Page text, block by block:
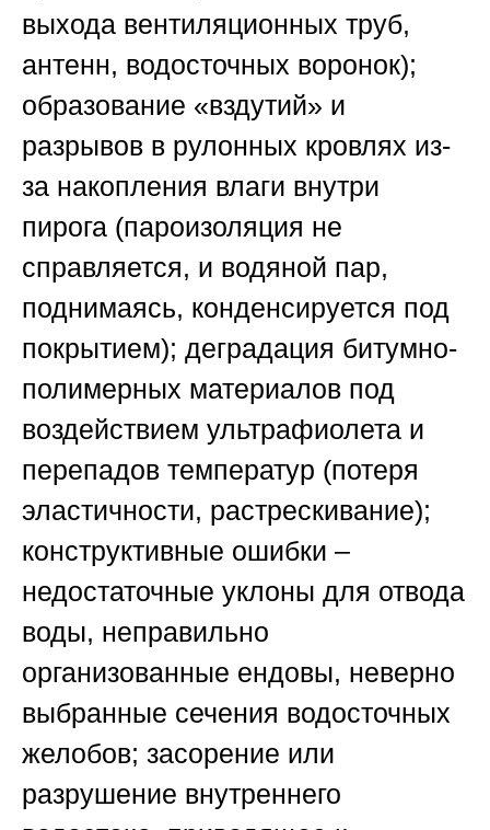
выхода вентиляционных труб,
антенн, водосточных воронок);
образование «вздутий» и
разрывов в рулонных кровлях из-
за накопления влаги внутри
пирога (пароизоляция не
справляется, и водяной пар,
поднимаясь, конденсируется под
покрытием); деградация битумно-
полимерных материалов под
воздействием ультрафиолета и
перепадов температур (потеря
эластичности, растрескивание);
конструктивные ошибки –
недостаточные уклоны для отвода
воды, неправильно
организованные ендовы, неверно
выбранные сечения водосточных
желобов; засорение или
разрушение внутреннего